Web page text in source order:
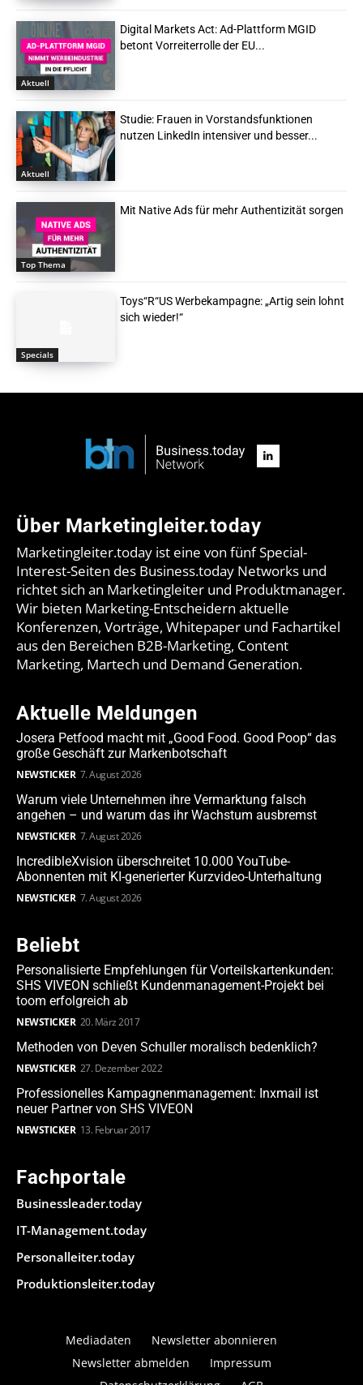
Aktuell
Digital Markets Act: Ad-Plattform MGID
betont Vorreiterrolle der EU...
Aktuell
Studie: Frauen in Vorstandsfunktionen
nutzen LinkedIn intensiver und besser...
Top Thema
Mit Native Ads für mehr Authentizität sorgen
Specials
Toys“R“US Werbekampagne: „Artig sein lohnt
sich wieder!“
Über Marketingleiter.today
Marketingleiter.today ist eine von fünf Special-
Interest-Seiten des Business.today Networks und
richtet sich an Marketingleiter und Produktmanager.
Wir bieten Marketing-Entscheidern aktuelle
Konferenzen, Vorträge, Whitepaper und Fachartikel
aus den Bereichen B2B-Marketing, Content
Marketing, Martech und Demand Generation.
Aktuelle Meldungen
Josera Petfood macht mit „Good Food. Good Poop“ das
große Geschäft zur Markenbotschaft
NEWSTICKER 7. August 2026
Warum viele Unternehmen ihre Vermarktung falsch
angehen – und warum das ihr Wachstum ausbremst
NEWSTICKER 7. August 2026
IncredibleXvision überschreitet 10.000 YouTube-
Abonnenten mit KI-generierter Kurzvideo-Unterhaltung
NEWSTICKER 7. August 2026
Beliebt
Personalisierte Empfehlungen für Vorteilskartenkunden:
SHS VIVEON schließt Kundenmanagement-Projekt bei
toom erfolgreich ab
NEWSTICKER 20. März 2017
Methoden von Deven Schuller moralisch bedenklich?
NEWSTICKER 27. Dezember 2022
Professionelles Kampagnenmanagement: Inxmail ist
neuer Partner von SHS VIVEON
NEWSTICKER 13. Februar 2017
Fachportale
Businessleader.today
IT-Management.today
Personalleiter.today
Produktionsleiter.today
Mediadaten
Newsletter abonnieren
Newsletter abmelden
Impressum